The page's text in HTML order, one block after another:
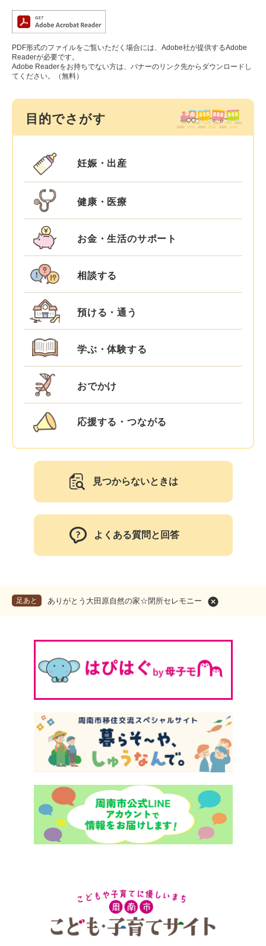
PDF形式のファイルをご覧いただく場合には、Adobe社が提供するAdobe
Readerが必要です。
Adobe Readerをお持ちでない方は、バナーのリンク先からダウンロードし
てください。（無料）
目的でさがす
妊娠・出産
健康・医療
お金・生活のサポート
相談する
預ける・通う
学ぶ・体験する
おでかけ
応援する・つながる
見つからないときは
よくある質問と回答
足あと ありがとう大田原自然の家☆閉所セレモニー